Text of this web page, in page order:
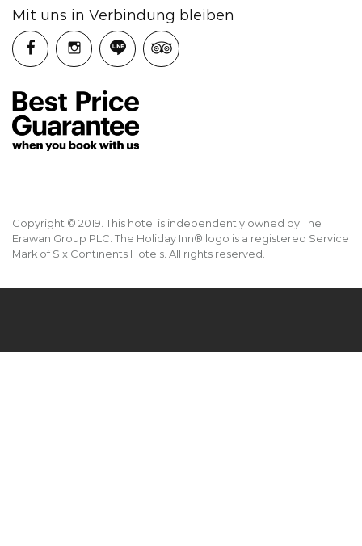
Mit uns in Verbindung bleiben
Copyright © 2019. This hotel is independently owned by The
Erawan Group PLC. The Holiday Inn® logo is a registered Service
Mark of Six Continents Hotels. All rights reserved.